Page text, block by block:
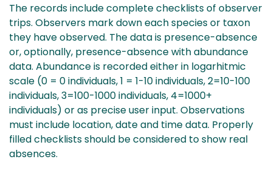
The records include complete checklists of observer
trips. Observers mark down each species or taxon
they have observed. The data is presence-absence
or, optionally, presence-absence with abundance
data. Abundance is recorded either in logarhitmic
scale (0 = 0 individuals, 1 = 1-10 individuals, 2=10-100
individuals, 3=100-1000 individuals, 4=1000+
individuals) or as precise user input. Observations
must include location, date and time data. Properly
filled checklists should be considered to show real
absences.